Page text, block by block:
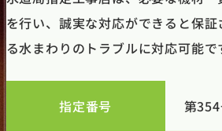
を行い、誠実な対応ができると保
る水まわりのトラブルに対応可能
指定番号 第